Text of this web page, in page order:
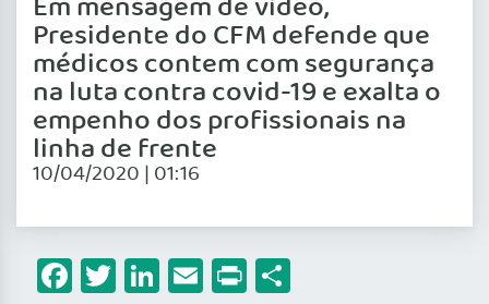
Presidente do CFM defende que
médicos contem com segurança
na luta contra covid-19 e exalta o
empenho dos profissionais na
linha de frente
10/04/2020 | 01:16
Facebook
Twitter
LinkedIn
Email
Print